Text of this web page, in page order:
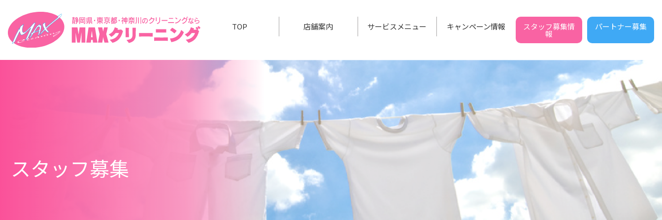
TOP 店舗案内 サービスメニュー キャンペーン情報 スタッフ募集情
報
パートナー募集
スタッフ募集